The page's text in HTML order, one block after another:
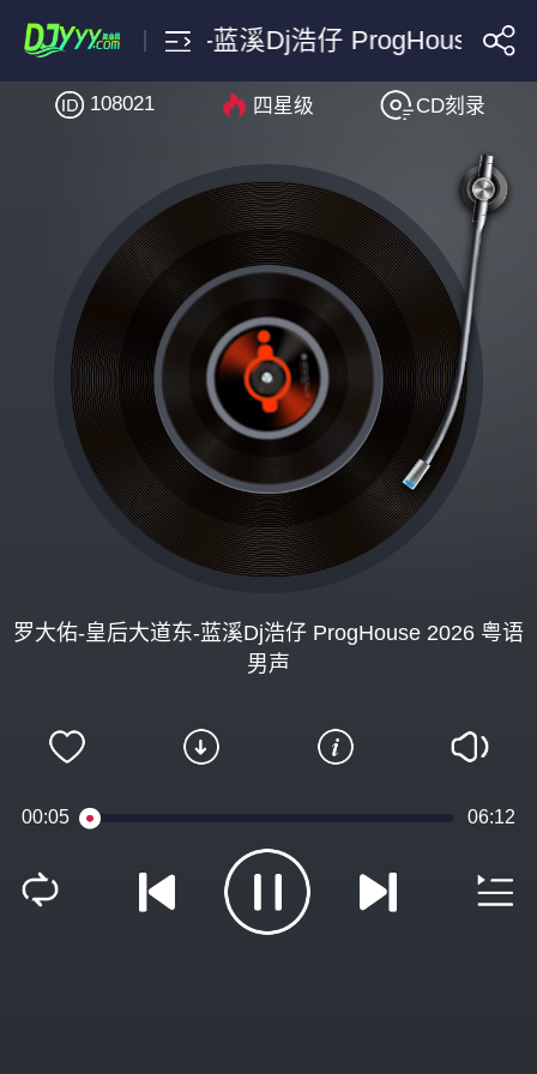
搜索
大佑-皇后大道东-蓝溪Dj浩仔 ProgHouse
罗大佑-皇后大道东-蓝溪Dj浩仔 ProgHouse 2026 粤语
男声
108021 四星级 CD刻录
00:06 06:12